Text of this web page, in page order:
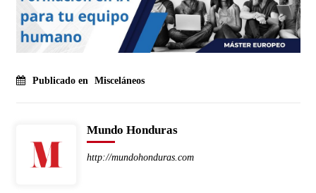
Publicado en Misceláneos
Mundo Honduras
http://mundohonduras.com